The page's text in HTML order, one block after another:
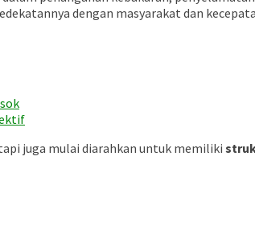
dengan masyarakat dan
juga mulai diarahkan untuk memiliki